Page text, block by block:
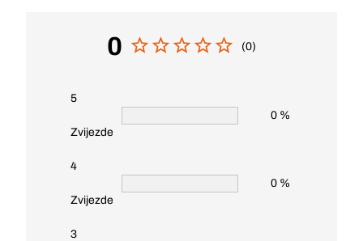
0 (0)
5
Zvijezde
0 %
4
Zvijezde
0 %
3